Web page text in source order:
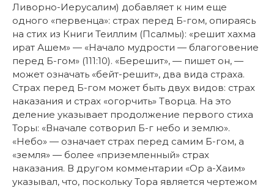
Ливорно-Иерусалим) добавляет к ним еще
одного «первенца»: страх перед Б-гом, опираясь
на стих из Книги Теиллим (Псалмы): «решит хахма
ират Ашем» — «Начало мудрости — благоговение
перед Б-гом» (111:10). «Берешит», — пишет он, —
может означать «бейт-решит», два вида страха.
Страх перед Б-гом может быть двух видов: страх
наказания и страх «огорчить» Творца. На это
деление указывает продолжение первого стиха
Торы: «Вначале сотворил Б-г небо и землю».
«Небо» — означает страх перед самим Б-гом, а
«земля» — более «приземленный» страх
наказания. В другом комментарии «Ор а-Хаим»
указывал, что, поскольку Тора является чертежом